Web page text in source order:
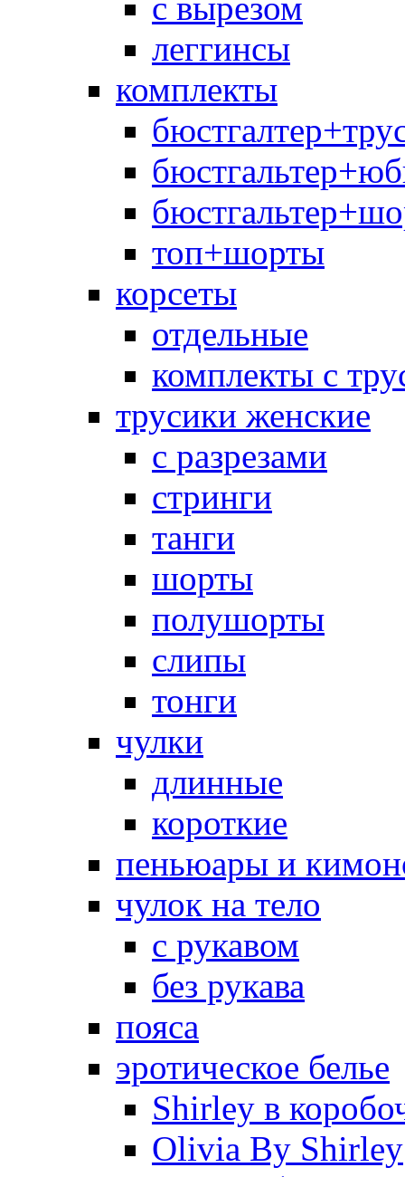
леггинсы
комплекты
топ+шорты
корсеты
отдельные
комплекты с
трусики женские
с разрезами
стринги
танги
шорты
полушорты
слипы
тонги
чулки
длинные
короткие
пеньюары и
чулок на тело
с рукавом
без рукава
пояса
эротическое белье
Shirley в
Olivia By Shirley